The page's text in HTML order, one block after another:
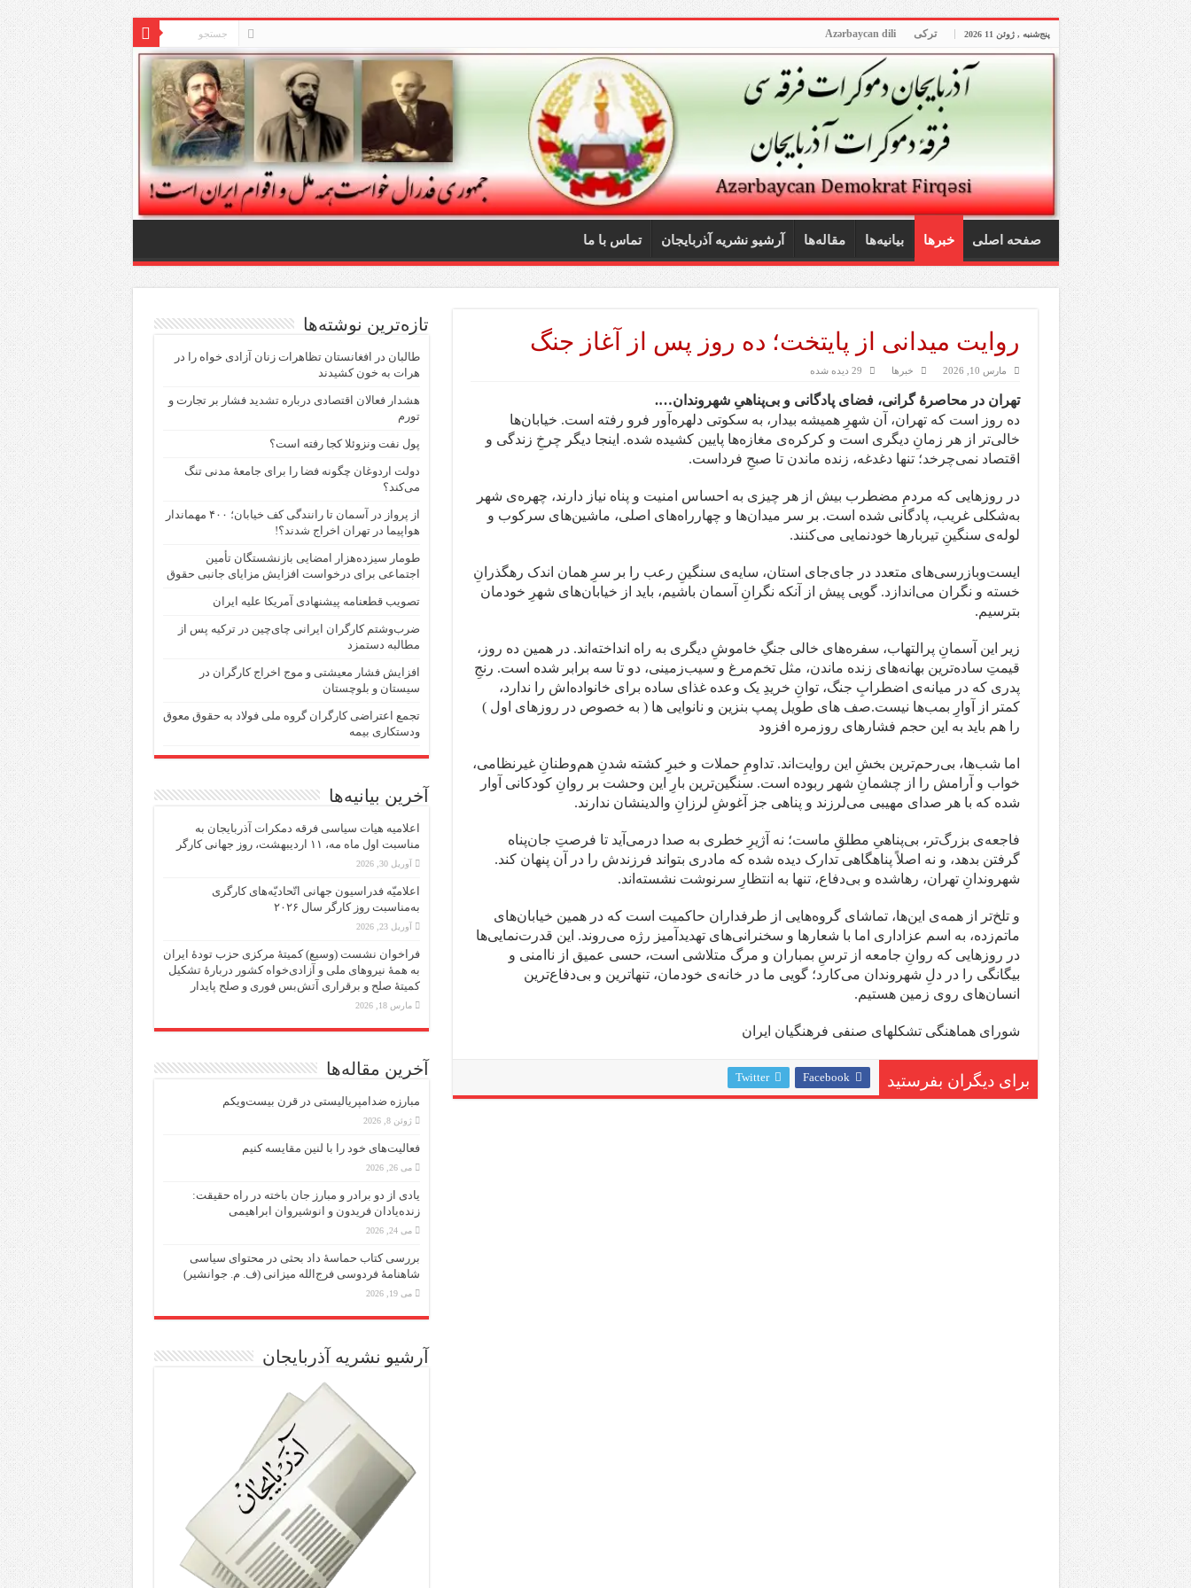
پنج‌شنبه , ژوئن 11 2026 ترکی Azərbaycan dili
صفحه اصلی خبرها بیانیه‌ها مقاله‌ها آرشیو نشریه آذربایجان تماس با ما
روایت میدانی از پایتخت؛ ده روز پس از آغاز جنگ
مارس 10, 2026 خبرها 29 دیده شده
تهران در محاصرۀ گرانی، فضای پادگانی و بی‌پناهیِ شهروندان….
ده روز است که تهران، آن شهرِ همیشه بیدار، به سکوتی دلهره‌آور فرو رفته است. خیابان‌ها
خالی‌تر از هر زمانِ دیگری است و کرکره‌ی مغازه‌ها پایین کشیده شده. اینجا دیگر چرخِ زندگی و
اقتصاد نمی‌چرخد؛ تنها دغدغه، زنده ماندن تا صبحِ فرداست.
در روزهایی که مردمِ مضطرب بیش از هر چیزی به احساس امنیت و پناه نیاز دارند، چهره‌ی شهر
به‌شکلی غریب، پادگانی شده است. بر سر میدان‌ها و چهارراه‌های اصلی، ماشین‌های سرکوب و
لوله‌ی سنگینِ تیربارها خودنمایی می‌کنند.
ایست‌وبازرسی‌های متعدد در جای‌جای استان، سایه‌ی سنگینِ رعب را بر سرِ همان اندک رهگذرانِ
خسته و نگران می‌اندازد. گویی پیش از آنکه نگرانِ آسمان باشیم، باید از خیابان‌های شهرِ خودمان
بترسیم.
زیر این آسمانِ پرالتهاب، سفره‌های خالی جنگِ خاموشِ دیگری به راه انداخته‌اند. در همین ده روز،
قیمتِ ساده‌ترین بهانه‌های زنده ماندن، مثل تخم‌مرغ و سیب‌زمینی، دو تا سه برابر شده است. رنجِ
پدری که در میانه‌ی اضطرابِ جنگ، توانِ خریدِ یک وعده غذای ساده برای خانواده‌اش را ندارد،
کمتر از آوارِ بمب‌ها نیست.صف های طویل پمپ بنزین و نانوایی ها ( به خصوص در روزهای اول )
را هم باید به این حجم فشارهای روزمره افزود
اما شب‌ها، بی‌رحم‌ترین بخشِ این روایت‌اند. تداومِ حملات و خبرِ کشته شدنِ هم‌وطنانِ غیرنظامی،
خواب و آرامش را از چشمانِ شهر ربوده است. سنگین‌ترین بارِ این وحشت بر روانِ کودکانی آوار
شده که با هر صدای مهیبی می‌لرزند و پناهی جز آغوشِ لرزانِ والدینشان ندارند.
فاجعه‌ی بزرگ‌تر، بی‌پناهیِ مطلقِ ماست؛ نه آژیرِ خطری به صدا درمی‌آید تا فرصتِ جان‌پناه
گرفتن بدهد، و نه اصلاً پناهگاهی تدارک دیده شده که مادری بتواند فرزندش را در آن پنهان کند.
شهروندانِ تهران، رهاشده و بی‌دفاع، تنها به انتظارِ سرنوشت نشسته‌اند.
و تلخ‌تر از همه‌ی این‌ها، تماشای گروه‌هایی از طرفداران حاکمیت است که در همین خیابان‌های
ماتم‌زده، به اسم عزاداری اما با شعارها و سخنرانی‌های تهدیدآمیز رژه می‌روند. این قدرت‌نمایی‌ها
در روزهایی که روانِ جامعه از ترسِ بمباران و مرگ متلاشی است، حسی عمیق از ناامنی و
بیگانگی را در دلِ شهروندان می‌کارد؛ گویی ما در خانه‌ی خودمان، تنهاترین و بی‌دفاع‌ترین
انسان‌های روی زمین هستیم.
شورای هماهنگی تشکلهای صنفی فرهنگیان ایران
برای دیگران بفرستید Facebook
Twitter
تازه‌ترین نوشته‌ها
طالبان در افغانستان تظاهرات زنان آزادی خواه را در
هرات به خون کشیدند
هشدار فعالان اقتصادی درباره تشدید فشار بر تجارت و
تورم
پول نفت ونزوئلا کجا رفته است؟
دولت اردوغان چگونه فضا را برای جامعهٔ مدنی تنگ
می‌کند؟
از پرواز در آسمان تا رانندگی کف خیابان؛ ۴۰۰ مهماندار
هواپیما در تهران اخراج شدند؟!
طومار سیزده‌هزار امضایی بازنشستگان تأمین
اجتماعی برای درخواست افزایش مزایای جانبی حقوق
تصویب قطعنامه پیشنهادی آمریکا علیه ایران
ضرب‌وشتم کارگران ایرانی چای‌چین در ترکیه پس از
مطالبه دستمزد
افزایش فشار معیشتی و موج اخراج کارگران در
سیستان و بلوچستان
تجمع اعتراضی کارگران گروه ملی فولاد به حقوق معوق
ودستکاری بیمه
آخرین بیانیه‌ها
اعلامیه هیات سیاسی فرقه دمکرات آذربایجان به
مناسبت اول ماه مه، ۱۱ اردیبهشت، روز جهانی کارگر
آوریل 30, 2026
اعلامیّه فدراسیون جهانی اتّحادیّه‌های کارگری
به‌مناسبت روز کارگر سال ۲۰۲۶
آوریل 23, 2026
فراخوان نشست (وسیع)‌ کمیتهٔ‌ مرکزی حزب تودهٔ ایران
به همهٔ نیروهای ملی و آزادی‌خواه کشور دربارهٔ تشکیل
کمیتهٔ صلح و برقراری آتش‌بس فوری و صلح پایدار
مارس 18, 2026
آخرین مقاله‌ها
مبارزه ضد‌امپریالیستی در قرن بیست‌ویکم
ژوئن 8, 2026
فعالیت‌های خود را با لنین مقایسه کنیم
می 26, 2026
یادی از دو برادر و مبارز جان باخته در راه حقیقت:
زنده‌یادان فریدون و انوشیروان ابراهیمی
می 24, 2026
بررسی کتاب حماسۀ داد بحثی در محتوای سیاسی
شاهنامۀ فردوسی فرج‌الله میزانی (ف. م. جوانشیر)
می 19, 2026
آرشیو نشریه آذربایجان